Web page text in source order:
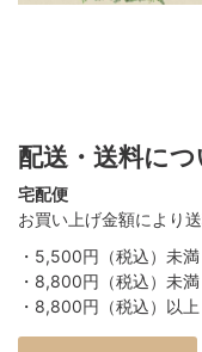
配送・送料につ
宅配便
お買い上げ金額により
・5,500円（税込）未
・8,800円（税込）未
・8,800円（税込）以